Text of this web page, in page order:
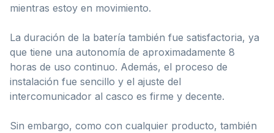
mientras estoy en movimiento.
La duración de la batería también fue satisfactoria, ya
que tiene una autonomía de aproximadamente 8
horas de uso continuo. Además, el proceso de
instalación fue sencillo y el ajuste del
intercomunicador al casco es firme y decente.
Sin embargo, como con cualquier producto, también